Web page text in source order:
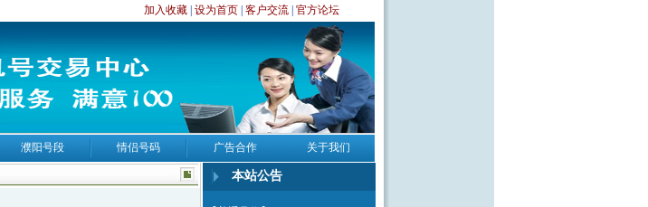
加入收藏 设为首页 客户交流 官方论坛
濮阳号段 情侣号码 广告合作 关于我们
本站公告